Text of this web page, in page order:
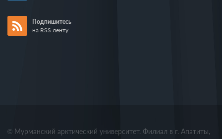
Подпишитесь
на RSS ленту
© Мурманский арктический университет. Филиал в г. Апатиты,